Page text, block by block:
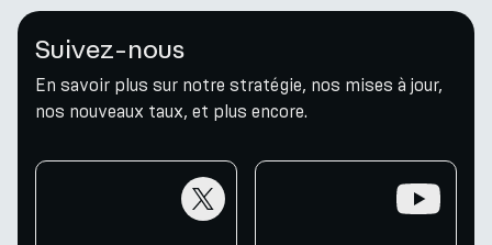
Suivez-nous
En savoir plus sur notre stratégie, nos mises à jour,
nos nouveaux taux, et plus encore.